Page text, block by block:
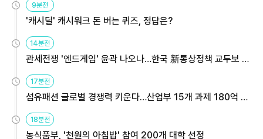
9분전
'캐시딜' 캐시워크 돈 버는 퀴즈, 정답은?
14분전
관세전쟁 '엔드게임' 윤곽 나오나…한국 新통상정책 교두보 활
17분전
섬유패션 글로벌 경쟁력 키운다…산업부 15개 과제 180억 지
18분전
농식품부, '천원의 아침밥' 참여 200개 대학 선정